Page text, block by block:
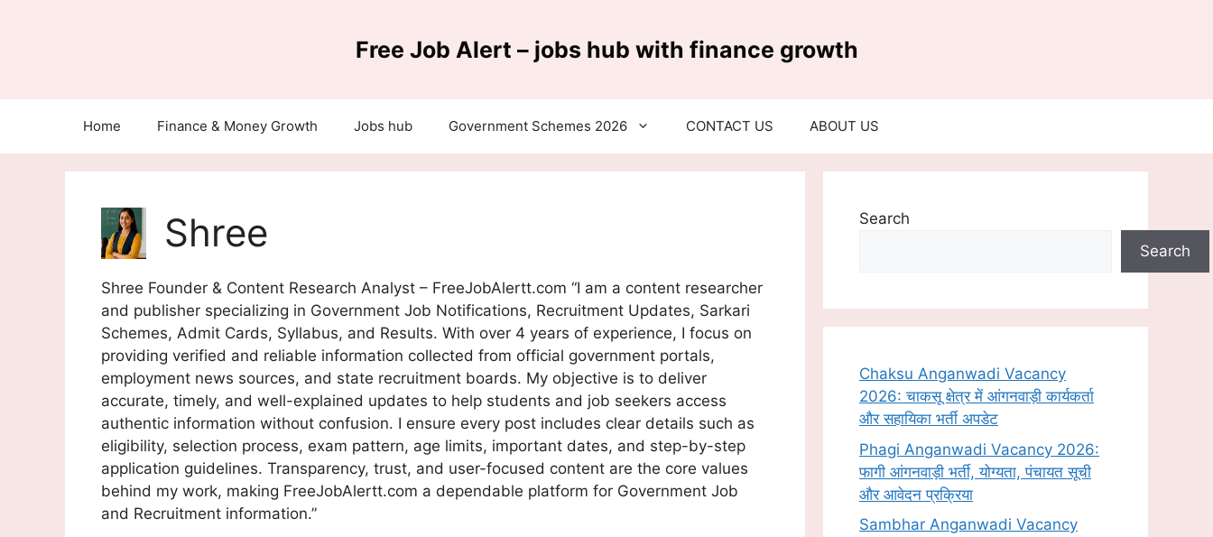
Free Job Alert – jobs hub with finance growth
Home Finance & Money Growth Jobs hub Government Schemes 2026 CONTACT US ABOUT US
Shree
Shree Founder & Content Research Analyst – FreeJobAlertt.com “I am a content researcher
and publisher specializing in Government Job Notifications, Recruitment Updates, Sarkari
Schemes, Admit Cards, Syllabus, and Results. With over 4 years of experience, I focus on
providing verified and reliable information collected from official government portals,
employment news sources, and state recruitment boards. My objective is to deliver
accurate, timely, and well-explained updates to help students and job seekers access
authentic information without confusion. I ensure every post includes clear details such as
eligibility, selection process, exam pattern, age limits, important dates, and step-by-step
application guidelines. Transparency, trust, and user-focused content are the core values
behind my work, making FreeJobAlertt.com a dependable platform for Government Job
and Recruitment information.”
Search
Search
Chaksu Anganwadi Vacancy
2026: चाकसू क्षेत्र में आंगनवाड़ी कार्यकर्ता
और सहायिका भर्ती अपडेट
Phagi Anganwadi Vacancy 2026:
फागी आंगनवाड़ी भर्ती, योग्यता, पंचायत सूची
और आवेदन प्रक्रिया
Sambhar Anganwadi Vacancy